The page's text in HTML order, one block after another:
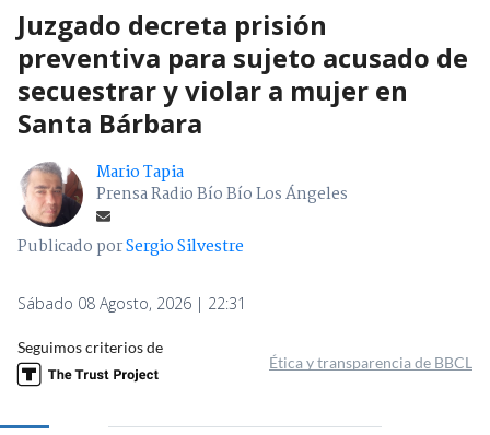
Juzgado decreta prisión
preventiva para sujeto acusado de
secuestrar y violar a mujer en
Santa Bárbara
Mario Tapia
Prensa Radio Bío Bío Los Ángeles
Publicado porSergio Silvestre
Sábado 08 Agosto, 2026 | 22:31
Seguimos criterios de
Ética y transparencia de BBCL